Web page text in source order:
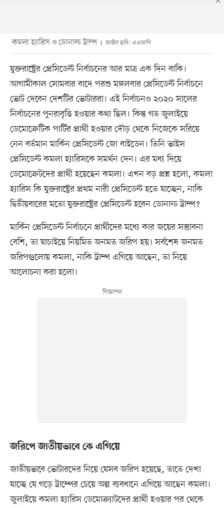
কমলা হ্যারিস ও ডোনাল্ড ট্রাম্প ফাইল ছবি: এএফপি
যুক্তরাষ্ট্রের প্রেসিডেন্ট নির্বাচনের আর মাত্র এক দিন বাকি।
আগামীকাল সোমবার বাদে পরশু মঙ্গলবার প্রেসিডেন্ট নির্বাচনে
ভোট দেবেন দেশটির ভোটাররা। এই নির্বাচনও ২০২০ সালের
নির্বাচনের পুনরাবৃত্তি হওয়ার কথা ছিল। কিন্ত গত জুলাইয়ে
ডেমোক্রেটিক পার্টির প্রার্থী হওয়ার দৌড় থেকে নিজেকে সরিয়ে
নেন বর্তমান মার্কিন প্রেসিডেন্ট জো বাইডেন। তিনি ভাইস
প্রেসিডেন্ট কমলা হ্যারিসকে সমর্থন দেন। এর মধ্য দিয়ে
ডেমোক্রেটদের প্রার্থী হয়েছেন কমলা। এখন বড় প্রশ্ন হলো, কমলা
হ্যারিস কি যুক্তরাষ্ট্রের প্রথম নারী প্রেসিডেন্ট হতে যাচ্ছেন, নাকি
দ্বিতীয়বারের মতো যুক্তরাষ্ট্রের প্রেসিডেন্ট হবেন ডোনাল্ড ট্রাম্প?
মার্কিন প্রেসিডেন্ট নির্বাচনে প্রার্থীদের মধ্যে কার জয়ের সম্ভাবনা
বেশি, তা যাচাইয়ে নিয়মিত জনমত জরিপ হয়। সর্বশেষ জনমত
জরিপগুলোয় কমলা, নাকি ট্রাম্প এগিয়ে আছেন, তা নিয়ে
আলোচনা করা হলো।
জরিপে জাতীয়ভাবে কে এগিয়ে
জাতীয়ভাবে ভোটারদের নিয়ে যেসব জরিপ হয়েছে, তাতে দেখা
যাচ্ছে যে গড়ে ট্রাম্পের চেয়ে অল্প ব্যবধানে এগিয়ে আছেন কমলা।
জুলাইয়ে কমলা হ্যারিস ডেমোক্র্যাটদের প্রার্থী হওয়ার পর থেকে